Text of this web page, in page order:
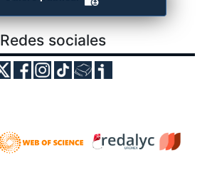
Redes sociales